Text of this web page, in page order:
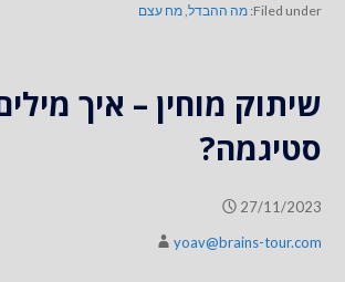
Filed under: מה ההבדל, מח עצם
שיתוק מוחין – איך
סטיגמה?
27/11/2023
yoav@brains-tour.com